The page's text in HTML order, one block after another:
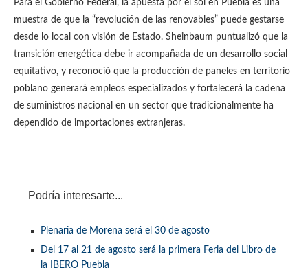
Para el Gobierno Federal, la apuesta por el sol en Puebla es una
muestra de que la “revolución de las renovables” puede gestarse
desde lo local con visión de Estado. Sheinbaum puntualizó que la
transición energética debe ir acompañada de un desarrollo social
equitativo, y reconoció que la producción de paneles en territorio
poblano generará empleos especializados y fortalecerá la cadena
de suministros nacional en un sector que tradicionalmente ha
dependido de importaciones extranjeras.
Podría interesarte...
Plenaria de Morena será el 30 de agosto
Del 17 al 21 de agosto será la primera Feria del Libro de
la IBERO Puebla